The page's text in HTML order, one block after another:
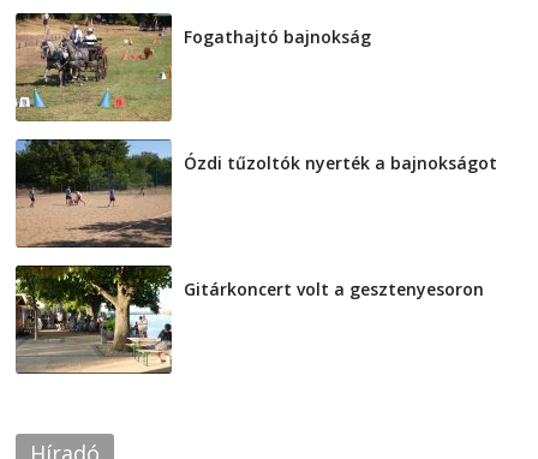
Fogathajtó bajnokság
Ózdi tűzoltók nyerték a bajnokságot
Gitárkoncert volt a gesztenyesoron